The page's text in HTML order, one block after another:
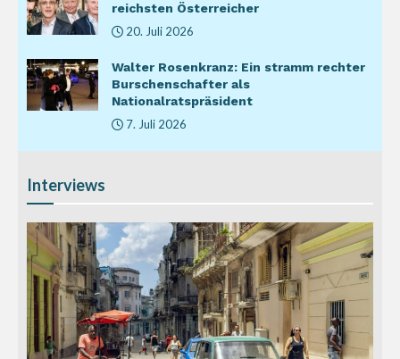
reichsten Österreicher
20. Juli 2026
Walter Rosenkranz: Ein stramm rechter
Burschenschafter als
Nationalratspräsident
7. Juli 2026
Interviews